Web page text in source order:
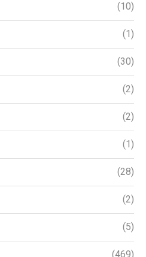
(10)
(1)
(30)
(2)
(2)
(1)
(28)
(2)
(5)
(469)